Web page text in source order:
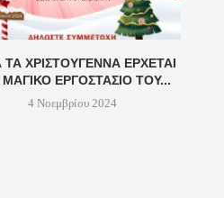
ΤΑ ΧΡΙΣΤΟΎΓΕΝΝΑ ΈΡΧΕΤΑΙ
ΜΑΓΙΚΌ ΕΡΓΟΣΤΆΣΙΟ ΤΟΥ...
4 Νοεμβρίου 2024